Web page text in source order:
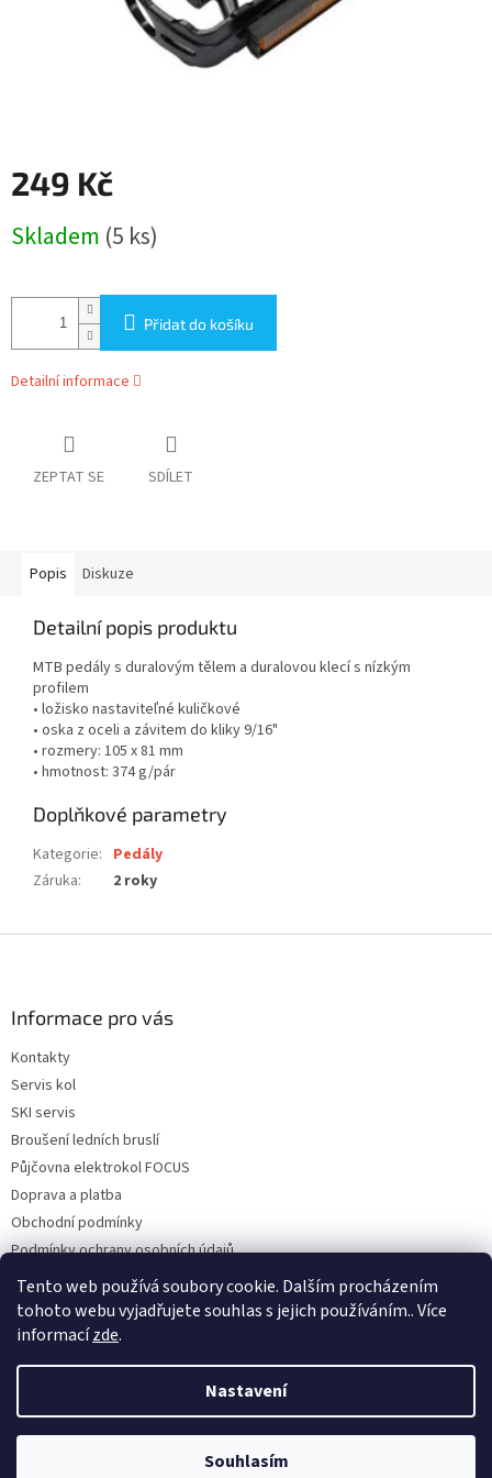
Tento web používá soubory cookie. Dalším procházením
tohoto webu vyjadřujete souhlas s jejich používáním.. Více
informacízde.
Nastavení
Souhlasím
249 Kč
cena:
Skladem (5 ks)
Přidat do košíku
Detailní informace
ZEPTAT SE SDÍLET
Popis Diskuze
Detailní popis produktu
MTB pedály s duralovým tělem a duralovou klecí s nízkým
profilem
• ložisko nastaviteľné kuličkové
• oska z oceli a závitem do kliky 9/16"
• rozmery: 105 x 81 mm
• hmotnost: 374 g/pár
Doplňkové parametry
Kategorie: Pedály
Záruka: 2 roky
Informace pro vás
Kontakty
Servis kol
SKI servis
Broušení ledních bruslí
Půjčovna elektrokol FOCUS
Doprava a platba
Obchodní podmínky
Podmínky ochrany osobních údajů
Reklamace a vrácení zboží
Copyright 2026Cyklokulhánek. Všechna práva vyhrazena.Upravit
nastavení cookies